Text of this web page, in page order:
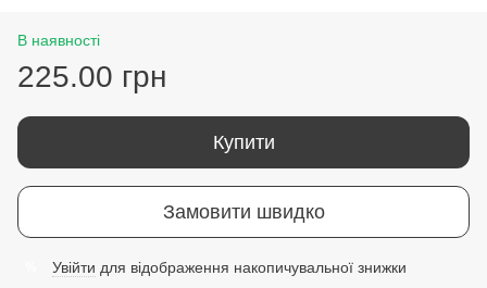
В наявності
225.00 грн
Купити
Замовити швидко
Увійти для відображення накопичувальної знижки